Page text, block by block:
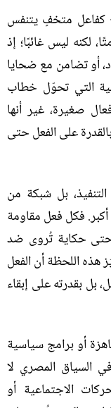
كفاعل متخفٍ يتنفس
لكنه ليس غائبًا؛ إذ
أو تضامن مع ضحايا
التي تحوّل خطاب
صغيرة، غير أنها
على الفعل حتى
بل شبكة من
.فكل فعل مقاومة
حتى حكاية تُروى ضد
هذه اللحظة أن الفعل
بقدرته على إبقاء
أو برامج سياسية
السياق المصري لا
الاجتماعية أو